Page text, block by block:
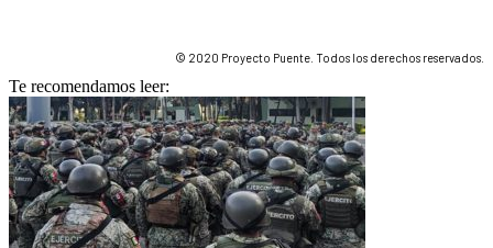
© 2020 Proyecto Puente. Todos los derechos reservados.
Te recomendamos leer: